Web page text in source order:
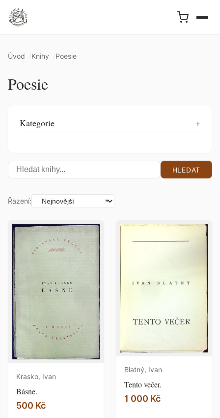
Úvod Knihy Poesie
Poesie
Kategorie
HLEDAT
Řazení:
Krasko, Ivan
Básne.
500 Kč
Blatný, Ivan
Tento večer.
1 000 Kč